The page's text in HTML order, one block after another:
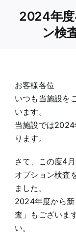
2024年
ン検
お客様各位
いつも当施設を
います。
当施設では
ります。
さて、この度4
オプション検査
ました。
2024年度から
査」もございま
い。